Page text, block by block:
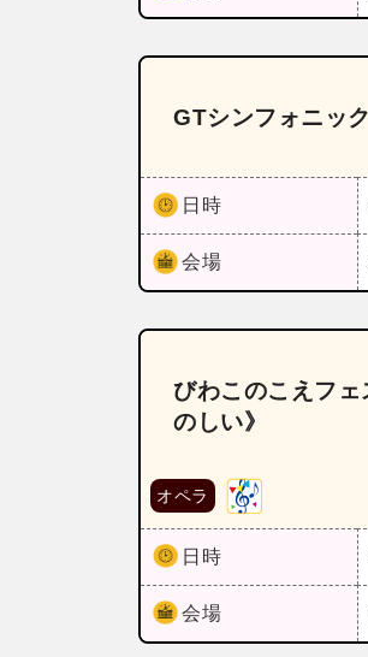
GTシンフォニッ
日時
会場
びわこのこえフ
のしい》
オペラ
日時
会場